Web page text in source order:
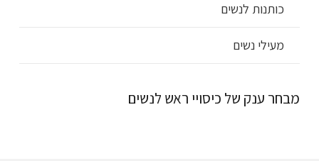
כותנות לנשים
מעילי נשים
מבחר ענק של כיסויי ראש לנשים